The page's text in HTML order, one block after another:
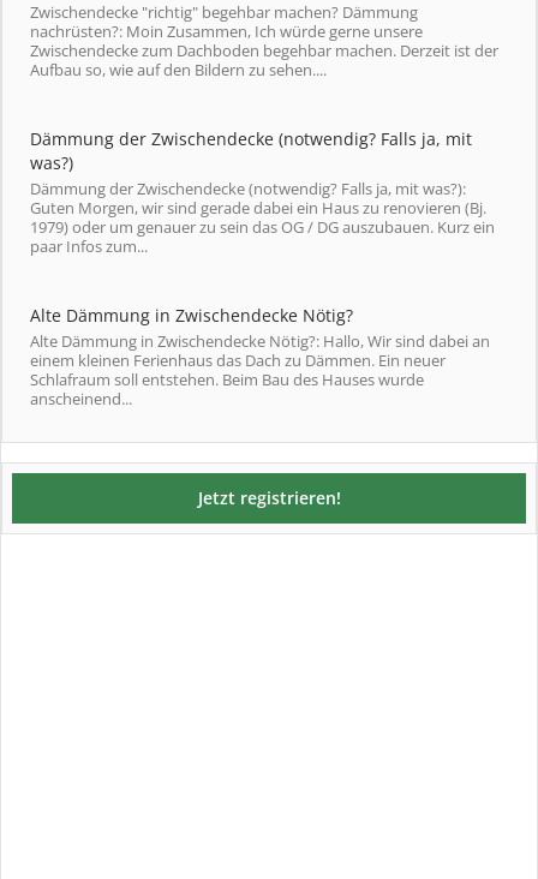
Zwischendecke "richtig" begehbar machen? Dämmung
nachrüsten?: Moin Zusammen, Ich würde gerne unsere
Zwischendecke zum Dachboden begehbar machen. Derzeit ist der
Aufbau so, wie auf den Bildern zu sehen....
Dämmung der Zwischendecke (notwendig? Falls ja, mit
was?)
Dämmung der Zwischendecke (notwendig? Falls ja, mit was?):
Guten Morgen, wir sind gerade dabei ein Haus zu renovieren (Bj.
1979) oder um genauer zu sein das OG / DG auszubauen. Kurz ein
paar Infos zum...
Alte Dämmung in Zwischendecke Nötig?
Alte Dämmung in Zwischendecke Nötig?: Hallo, Wir sind dabei an
einem kleinen Ferienhaus das Dach zu Dämmen. Ein neuer
Schlafraum soll entstehen. Beim Bau des Hauses wurde
anscheinend...
Jetzt registrieren!